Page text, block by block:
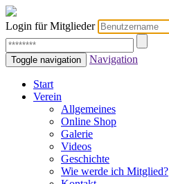
Login für Mitglieder
Toggle navigation Navigation
Start
Verein
Allgemeines
Online Shop
Galerie
Videos
Geschichte
Wie werde ich Mitglied?